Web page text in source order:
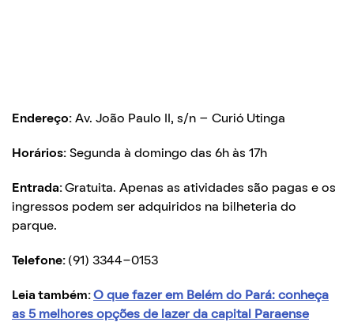
Endereço: Av. João Paulo II, s/n – Curió Utinga
Horários: Segunda à domingo das 6h às 17h
Entrada: Gratuita. Apenas as atividades são pagas e os
ingressos podem ser adquiridos na bilheteria do
parque.
Telefone: (91) 3344-0153
Leia também: O que fazer em Belém do Pará: conheça
as 5 melhores opções de lazer da capital Paraense